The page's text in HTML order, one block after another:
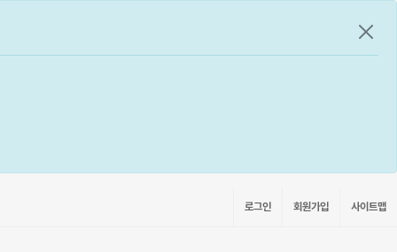
공지
로그인 회원가입 사이트맵